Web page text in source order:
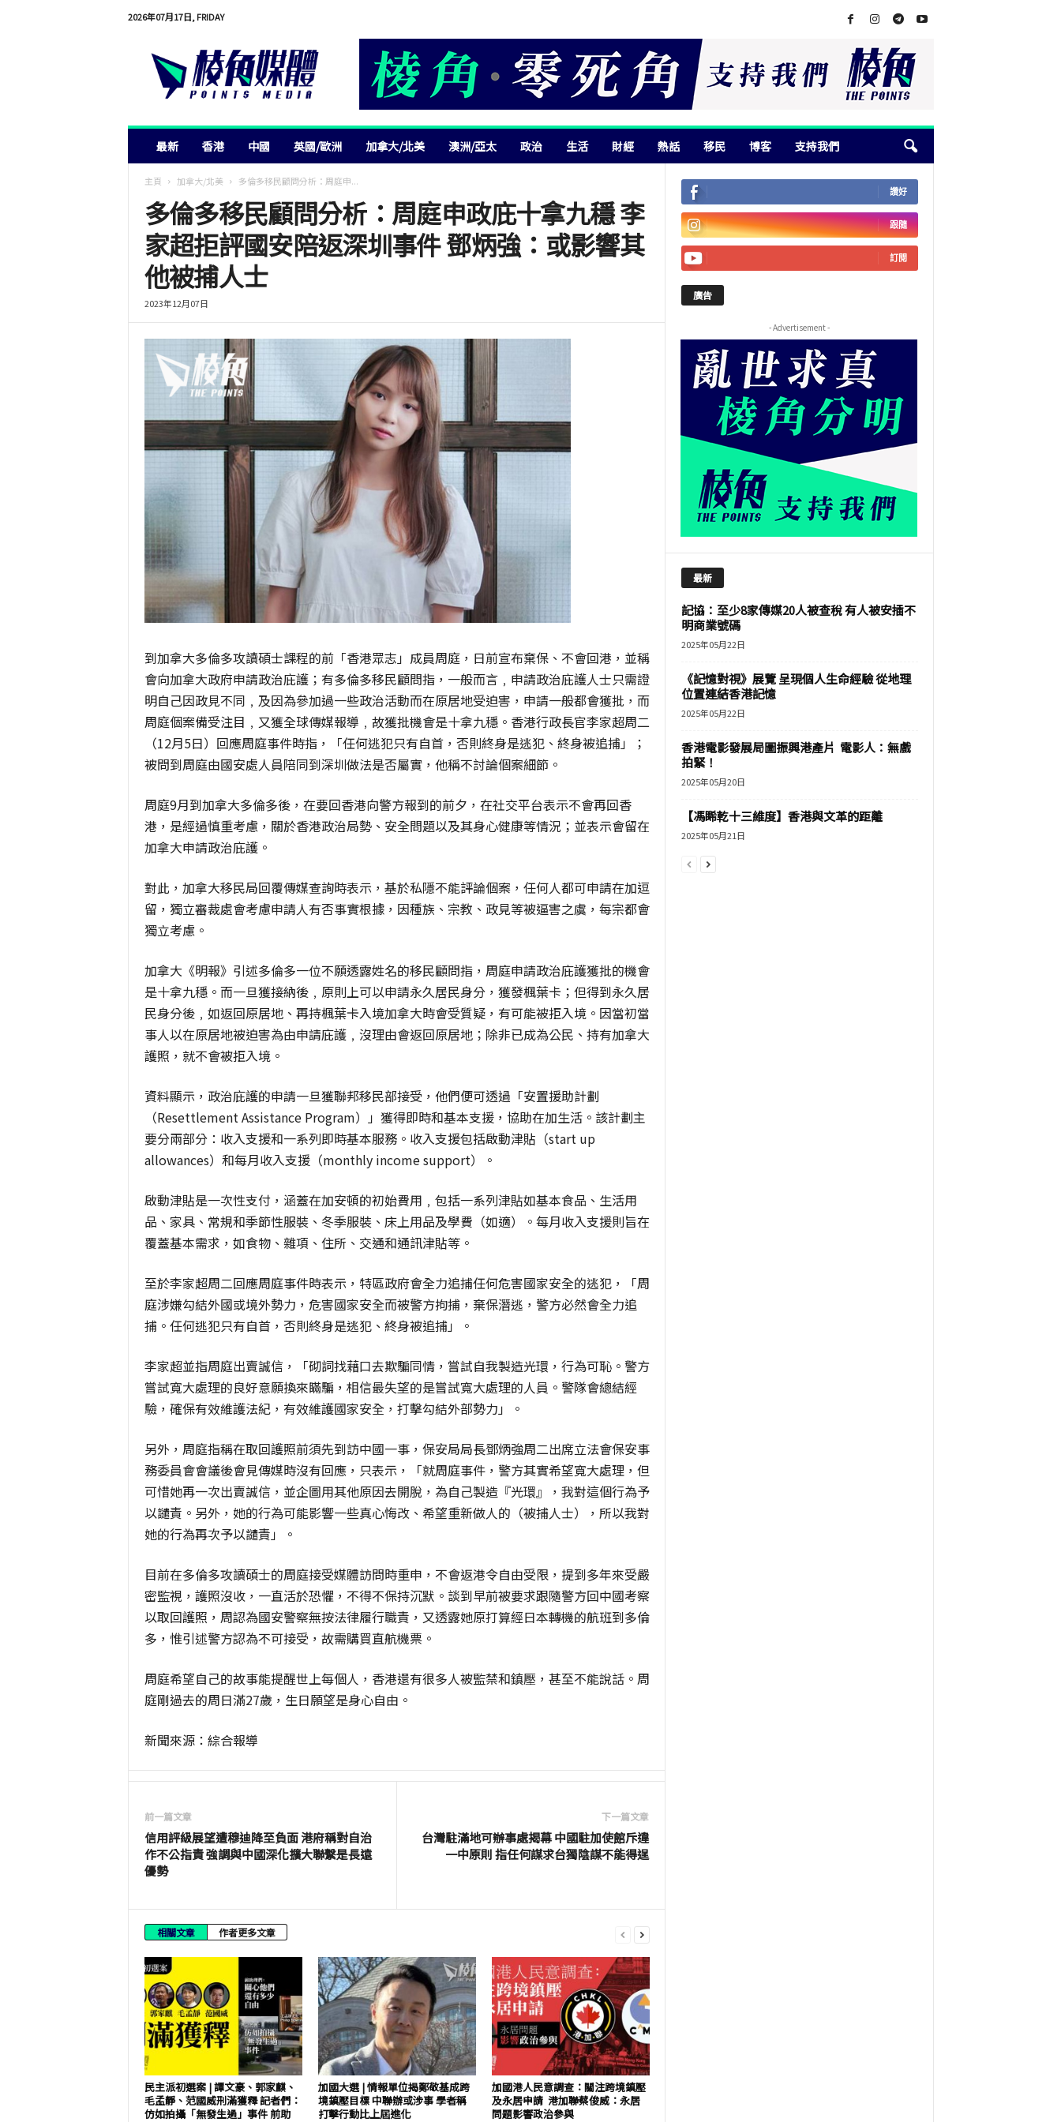
2026年07月17日, FRIDAY
最新 香港 中國 英國/歐洲 加拿大/北美 澳洲/亞太 政治 生活 財經 熱話 移民 博客 支持我們
主頁 加拿大/北美 多倫多移民顧問分析：周庭申...
多倫多移民顧問分析：周庭申政庇十拿九穩 李
家超拒評國安陪返深圳事件 鄧炳強：或影響其
他被捕人士
2023年12月07日
到加拿大多倫多攻讀碩士課程的前「香港眾志」成員周庭，日前宣布棄保、不會回港，並稱
會向加拿大政府申請政治庇護；有多倫多移民顧問指，一般而言﹐申請政治庇護人士只需證
明自己因政見不同﹐及因為參加過一些政治活動而在原居地受迫害，申請一般都會獲批，而
周庭個案備受注目﹐又獲全球傳媒報導﹐故獲批機會是十拿九穩。香港行政長官李家超周二
（12月5日）回應周庭事件時指，「任何逃犯只有自首，否則終身是逃犯、終身被追捕」；
被問到周庭由國安處人員陪同到深圳做法是否屬實，他稱不討論個案細節。
周庭9月到加拿大多倫多後，在要回香港向警方報到的前夕，在社交平台表示不會再回香
港，是經過慎重考慮，關於香港政治局勢、安全問題以及其身心健康等情況；並表示會留在
加拿大申請政治庇護。
對此，加拿大移民局回覆傳媒查詢時表示，基於私隱不能評論個案，任何人都可申請在加逗
留，獨立審裁處會考慮申請人有否事實根據，因種族、宗教、政見等被逼害之虞，每宗都會
獨立考慮。
加拿大《明報》引述多倫多一位不願透露姓名的移民顧問指，周庭申請政治庇護獲批的機會
是十拿九穩。而一旦獲接納後﹐原則上可以申請永久居民身分，獲發楓葉卡；但得到永久居
民身分後﹐如返回原居地、再持楓葉卡入境加拿大時會受質疑，有可能被拒入境。因當初當
事人以在原居地被迫害為由申請庇護﹐沒理由會返回原居地；除非已成為公民、持有加拿大
護照，就不會被拒入境。
資料顯示，政治庇護的申請一旦獲聯邦移民部接受，他們便可透過「安置援助計劃
（Resettlement Assistance Program）」獲得即時和基本支援，協助在加生活。該計劃主
要分兩部分：收入支援和一系列即時基本服務。收入支援包括啟動津貼（start up
allowances）和每月收入支援（monthly income support）。
啟動津貼是一次性支付，涵蓋在加安頓的初始費用﹐包括一系列津貼如基本食品、生活用
品、家具、常規和季節性服裝、冬季服裝、床上用品及學費（如適）。每月收入支援則旨在
覆蓋基本需求，如食物、雜項、住所、交通和通訊津貼等。
至於李家超周二回應周庭事件時表示，特區政府會全力追捕任何危害國家安全的逃犯，「周
庭涉嫌勾結外國或境外勢力，危害國家安全而被警方拘捕，棄保潛逃，警方必然會全力追
捕。任何逃犯只有自首，否則終身是逃犯、終身被追捕」。
李家超並指周庭出賣誠信，「砌詞找藉口去欺騙同情，嘗試自我製造光環，行為可恥。警方
嘗試寬大處理的良好意願換來瞞騙，相信最失望的是嘗試寬大處理的人員。警隊會總結經
驗，確保有效維護法紀，有效維護國家安全，打擊勾結外部勢力」。
另外，周庭指稱在取回護照前須先到訪中國一事，保安局局長鄧炳強周二出席立法會保安事
務委員會會議後會見傳媒時沒有回應，只表示，「就周庭事件，警方其實希望寬大處理，但
可惜她再一次出賣誠信，並企圖用其他原因去開脫，為自己製造『光環』，我對這個行為予
以譴責。另外，她的行為可能影響一些真心悔改、希望重新做人的（被捕人士），所以我對
她的行為再次予以譴責」。
目前在多倫多攻讀碩士的周庭接受媒體訪問時重申，不會返港令自由受限，提到多年來受嚴
密監視，護照沒收，一直活於恐懼，不得不保持沉默。談到早前被要求跟隨警方回中國考察
以取回護照，周認為國安警察無按法律履行職責，又透露她原打算經日本轉機的航班到多倫
多，惟引述警方認為不可接受，故需購買直航機票。
周庭希望自己的故事能提醒世上每個人，香港還有很多人被監禁和鎮壓，甚至不能說話。周
庭剛過去的周日滿27歲，生日願望是身心自由。
新聞來源：綜合報導
前一篇文章
信用評級展望遭穆迪降至負面 港府稱對自治
作不公指責 強調與中國深化擴大聯繫是長遠
優勢
下一篇文章
台灣駐滿地可辦事處揭幕 中國駐加使館斥違
一中原則 指任何謀求台獨陰謀不能得逞
相關文章 作者更多文章
民主派初選案 | 譚文豪、郭家麒、
毛孟靜、范國威刑滿獲釋 記者們：
仿如拍攝「無發生過」事件 前助
加國大選 | 情報單位揭鄭敬基成跨
境鎮壓目標 中聯辦或涉事 學者稱
打擊行動比上屆進化
加國港人民意調查：關注跨境鎮壓
及永居申請 港加聯蔡俊威：永居
問題影響政治參與
讚好
跟隨
訂閱
廣告
- Advertisement -
最新
記協：至少8家傳媒20人被查稅 有人被安插不
明商業號碼
2025年05月22日
《記憶對視》展覽 呈現個人生命經驗 從地理
位置連結香港記憶
2025年05月22日
香港電影發展局圖振興港產片 電影人：無戲
拍緊！
2025年05月20日
【馮睎乾十三維度】香港與文革的距離
2025年05月21日